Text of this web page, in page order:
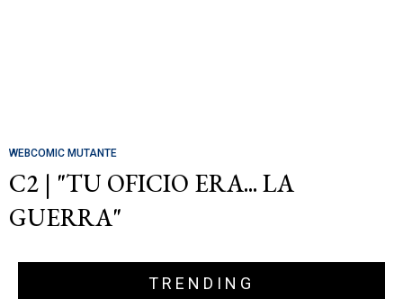
WEBCOMIC MUTANTE
C2 | "TU OFICIO ERA... LA
GUERRA"
TRENDING